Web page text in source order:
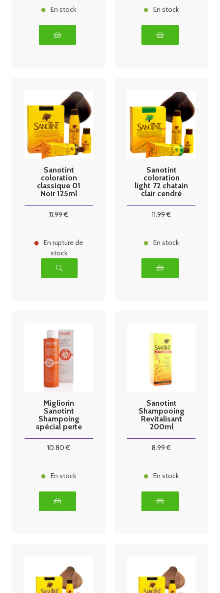
En stock En stock
Sanotint
coloration
classique 01
Noir 125ml
11.99 €
En rupture de
stock
Sanotint
coloration
light 72 chatain
clair cendré
11.99 €
En stock
Migliorin
Sanotint
Shampoing
spécial perte
10.80 €
En stock
Sanotint
Shampooing
Revitalisant
200ml
8.99 €
En stock